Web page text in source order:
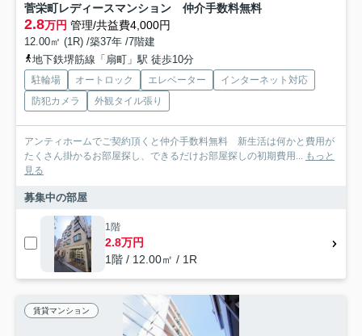
菅栄町レディースマンション 仲介手数料無料
2.8万円 管理/共益費4,000円
12.00㎡ (1R) /築37年 /7階建
地下鉄堺筋線「扇町」駅 徒歩10分
駐輪場 オートロック エレベーター
インターネット対応
防犯カメラ
外観タイル張り
アンティホームでご契約頂くと仲介手数料無料 新生活は何かと費用が
たくさん掛かるお部屋探し、できるだけお部屋探しの初期費用... もっと
見る
募集中の部屋
1階
2.8万円
1階 / 12.00㎡ / 1R
賃貸マンション